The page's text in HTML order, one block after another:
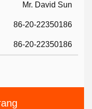
Mr. David Sun
86-20-22350186
86-20-22350186